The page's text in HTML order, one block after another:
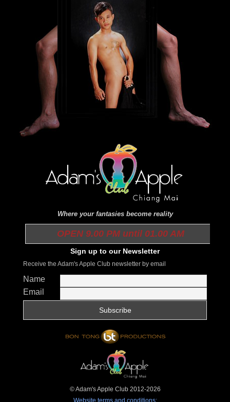
Where your fantasies become reality
OPEN 9.00 PM until 01.00 AM
Sign up to our Newsletter
Receive the Adam's Apple Club newsletter by email
Name
Email
© Adam's Apple Club 2012-2026
Website terms and conditions: